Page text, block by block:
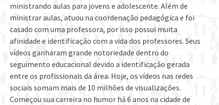
ministrando aulas para jovens e adolescente. Além de
ministrar aulas, atuou na coordenação pedagógica e foi
casado com uma professora, por isso possui muita
afinidade e identificação com a vida dos professores. Seus
vídeos ganharam grande notoriedade dentro do
seguimento educacional devido a identificação gerada
entre os profissionais da área. Hoje, os vídeos nas redes
sociais somam mais de 10 milhões de visualizações.
Começou sua carreira no humor há 6 anos na cidade de